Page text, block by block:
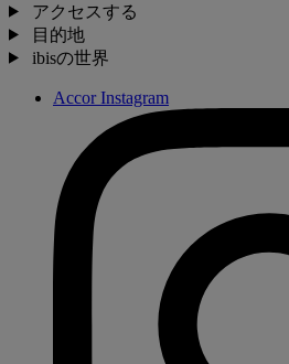
アクセスする
目的地
ibisの世界
Accor Instagram